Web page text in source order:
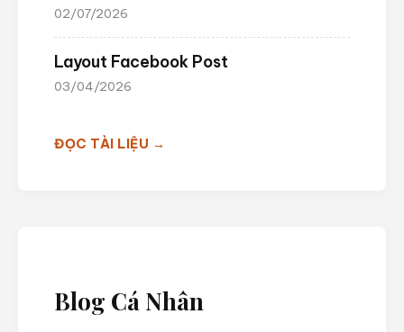
02/07/2026
Layout Facebook Post
03/04/2026
ĐỌC TÀI LIỆU →
Blog Cá Nhân